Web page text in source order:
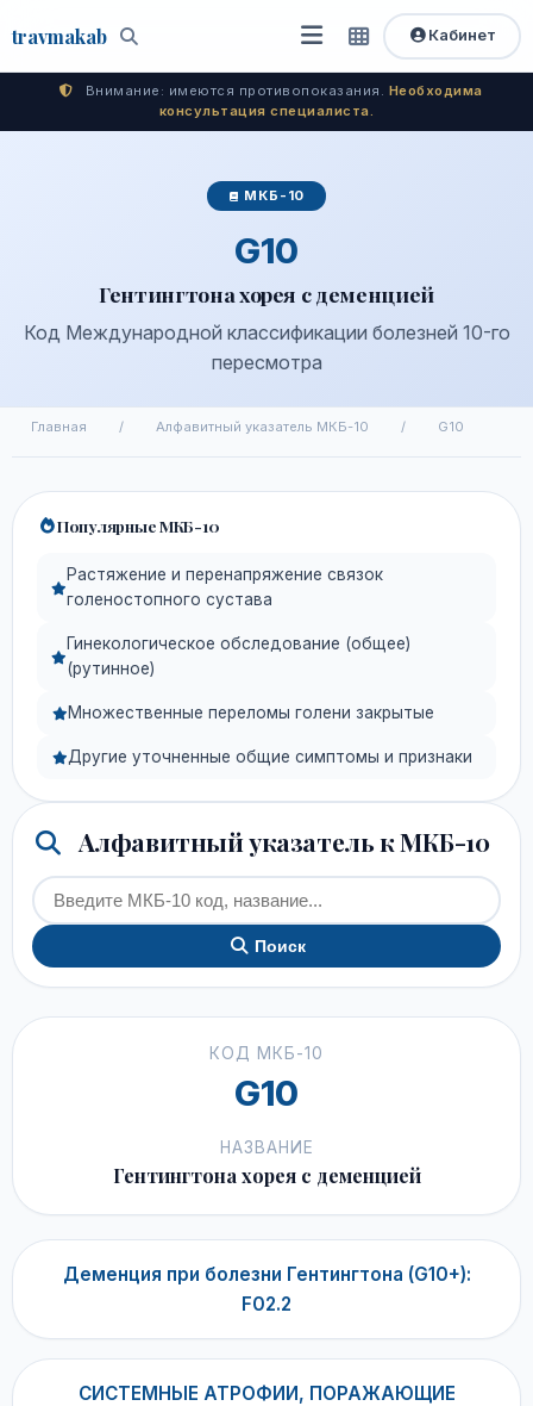
travmakab Поиск
Открыть
меню
Быстрый
доступ
Кабинет
Внимание: имеются противопоказания. Необходима
консультация специалиста.
МКБ-10
G10
Гентингтона хорея с деменцией
Код Международной классификации болезней 10-го
пересмотра
Главная / Алфавитный указатель МКБ-10 / G10
Популярные МКБ-10
Растяжение и перенапряжение связок
голеностопного сустава
Гинекологическое обследование (общее)
(рутинное)
Множественные переломы голени закрытые
Другие уточненные общие симптомы и признаки
Алфавитный указатель к МКБ-10
Поиск
КОД МКБ-10
G10
НАЗВАНИЕ
Гентингтона хорея с деменцией
Деменция при болезни Гентингтона (G10+):
F02.2
СИСТЕМНЫЕ АТРОФИИ, ПОРАЖАЮЩИЕ